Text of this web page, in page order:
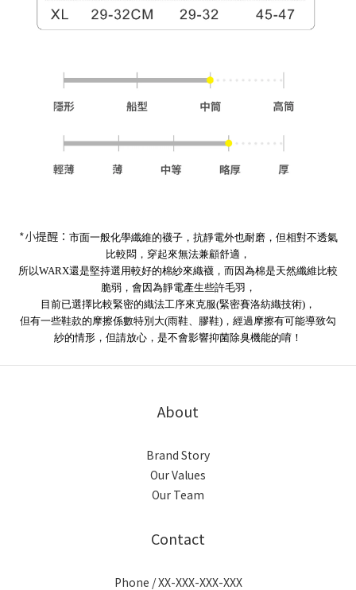
*小提醒： 市面一般化學纖維的襪子，抗靜電外也耐磨，但相對不透氣
比較悶 ， 穿起來無法兼顧舒適，
所以WARX還是堅持選用較好的棉紗來織襪，而因為棉是天然纖維比較
脆弱，會因為靜電產生些許毛羽，
目前已選擇比較緊密的織法工序來克服(緊密賽洛紡織技術) ，
但有一些鞋款的摩擦係數特別大(雨鞋、膠鞋)，經過摩擦有可能導致勾
紗的情形，但請放心，是不會影響抑菌除臭機能的唷！
About
Brand Story
Our Values
Our Team
Contact
Phone / XX-XXX-XXX-XXX